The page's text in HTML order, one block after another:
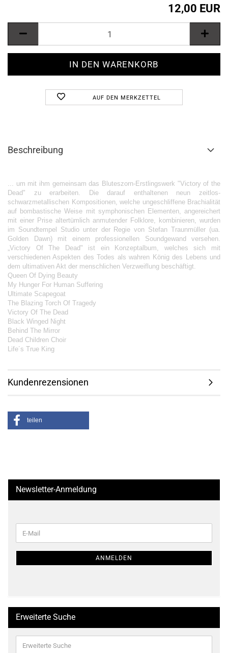
12,00 EUR
AUF DEN MERKZETTEL
Beschreibung
... um mit ihm gemeinsam das Bluteszorn-Erstlingswerk "Victory of the
Dead" zu erarbeiten. Die darauf enthaltenen neun zeitlos-
schwarzmetallischen Kompositionen, welche ungeschliffene Brachialität
auf bombastische Weise mit symphonischen Elementen, angereichert
mit einer Prise altertümlich anmutender Folklore, kombinieren, wurden
im Soundtempel Studio unter der Regie von Stefan Traunmüller (ua.
Golden Dawn) mit einem professionellen Soundgewand versehen.
„Victory Of The Dead" ist ein Konzeptalbum, welches sich mit
verschiedenen Aspekten des Todes als wahren König des Lebens und
dem ultimativen Akt der menschlichen Verzweiflung beschäftigt.
Queen Of Dying Beauty
My Hunger For Human Suffering
Ultimate Scapegoat
The Blazing Torch Of Tragedy
Victory Of The Dead
Black Winged Night
Behind The Mirror
Dead Children Choir
Life´s True King
Kundenrezensionen
teilen
Newsletter-Anmeldung
ZUR
E-
Mail
ANMELDEN
Erweiterte Suche
Suche